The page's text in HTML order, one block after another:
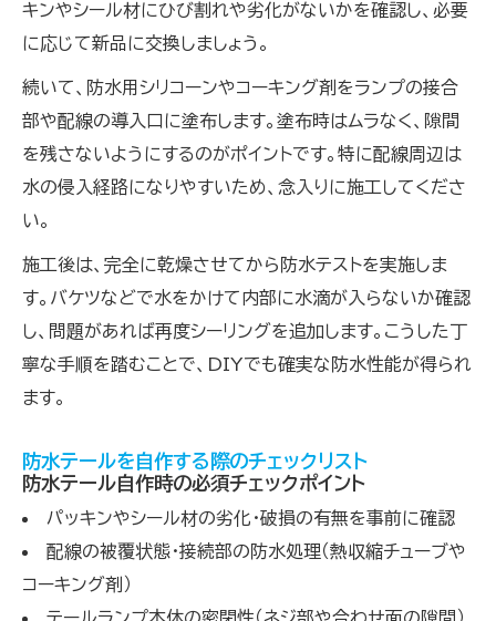
キンやシール材にひび割れや劣化がないかを確認し、必要
に応じて新品に交換しましょう。
続いて、防水用シリコーンやコーキング剤をランプの接合
部や配線の導入口に塗布します。塗布時はムラなく、隙間
を残さないようにするのがポイントです。特に配線周辺は
水の侵入経路になりやすいため、念入りに施工してくださ
い。
施工後は、完全に乾燥させてから防水テストを実施しま
す。バケツなどで水をかけて内部に水滴が入らないか確認
し、問題があれば再度シーリングを追加します。こうした丁
寧な手順を踏むことで、DIYでも確実な防水性能が得られ
ます。
防水テールを自作する際のチェックリスト
防水テール自作時の必須チェックポイント
パッキンやシール材の劣化・破損の有無を事前に確認
配線の被覆状態・接続部の防水処理（熱収縮チューブや
コーキング剤）